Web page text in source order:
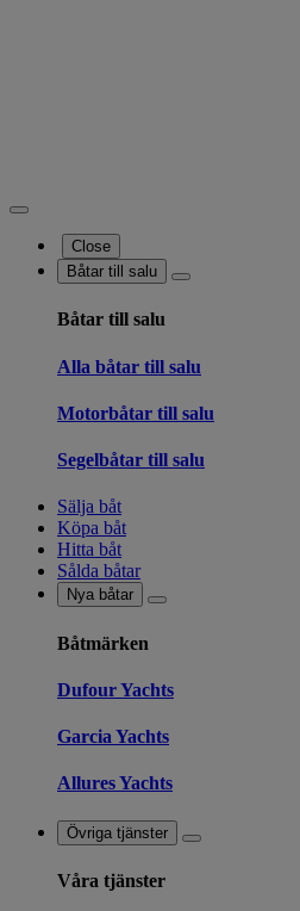
Close
Båtar till salu
Båtar till salu
Alla båtar till salu
Motorbåtar till salu
Segelbåtar till salu
Sälja båt
Köpa båt
Hitta båt
Sålda båtar
Nya båtar
Båtmärken
Dufour Yachts
Garcia Yachts
Allures Yachts
Övriga tjänster
Våra tjänster